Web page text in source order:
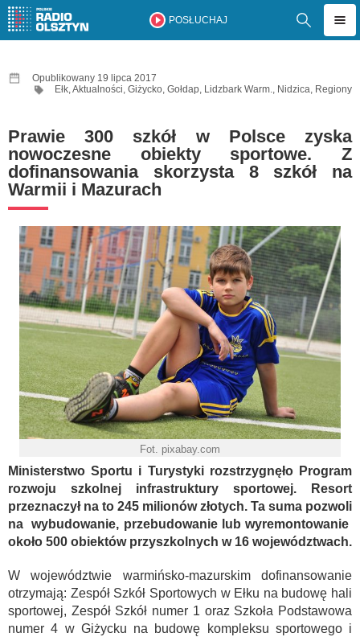
POSŁUCHAJ
Opublikowany 19 lipca 2017
Ełk,Aktualności, Giżycko, Gołdap, Lidzbark Warm., Nidzica, Regiony
Prawie 300 szkół w Polsce zyska
nowoczesne obiekty sportowe. Z
dofinansowania skorzysta 8 szkół na
Warmii i Mazurach
Fot. pixabay.com
Ministerstwo Sportu i Turystyki rozstrzygnęło Program
rozwoju szkolnej infrastruktury sportowej. Resort
przeznaczył na to 245 milionów złotych. Ta suma pozwoli
na wybudowanie, przebudowanie lub wyremontowanie
około 500 obiektów przyszkolnych w 16 województwach.
W województwie warmińsko-mazurskim dofinansowanie
otrzymają: Zespół Szkół Sportowych w Ełku na budowę hali
sportowej, Zespół Szkół numer 1 oraz Szkoła Podstawowa
numer 4 w Giżycku na budowę kompleksu sportowego i